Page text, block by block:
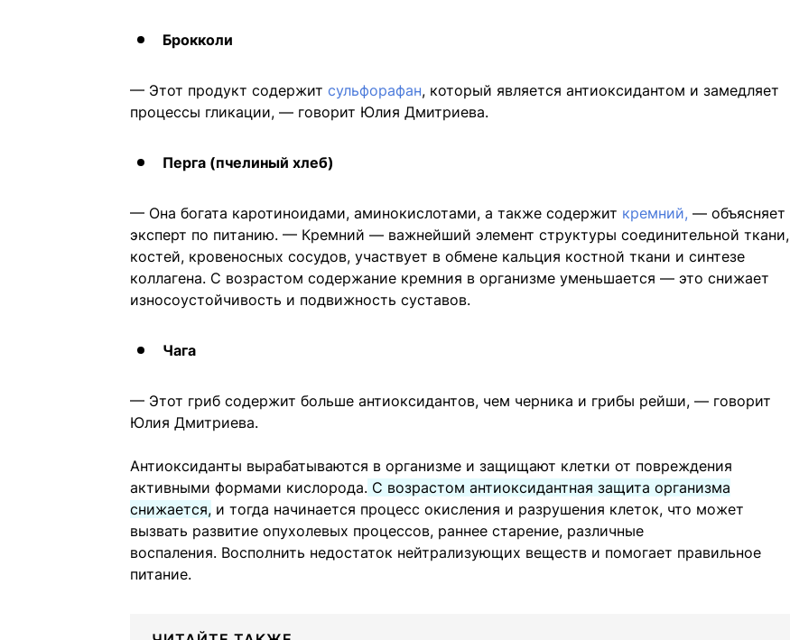
Брокколи
— Этот продукт содержит сульфорафан, который является антиоксидантом и замедляет
процессы гликации, — говорит Юлия Дмитриева.
Перга (пчелиный хлеб)
— Она богата каротиноидами, аминокислотами, а также содержит кремний, — объясняет
эксперт по питанию. — Кремний — важнейший элемент структуры соединительной ткани,
костей, кровеносных сосудов, участвует в обмене кальция костной ткани и синтезе
коллагена. С возрастом содержание кремния в организме уменьшается — это снижает
износоустойчивость и подвижность суставов.
Чага
— Этот гриб содержит больше антиоксидантов, чем черника и грибы рейши, — говорит
Юлия Дмитриева.
Антиоксиданты вырабатываются в организме и защищают клетки от повреждения
активными формами кислорода. С возрастом антиоксидантная защита организма
снижается, и тогда начинается процесс окисления и разрушения клеток, что может
вызвать развитие опухолевых процессов, раннее старение, различные
воспаления. Восполнить недостаток нейтрализующих веществ и помогает правильное
питание.